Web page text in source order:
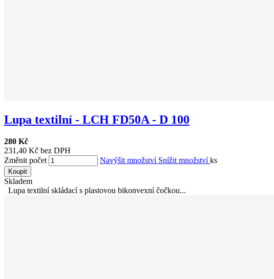
Lupa textilní - LCH FD50A - D 100
280 Kč
231,40 Kč bez DPH
Změnit počet
Navýšit množství Snížit množstvíks
Koupit
Skladem
Lupa textilní skládací s plastovou bikonvexní čočkou...